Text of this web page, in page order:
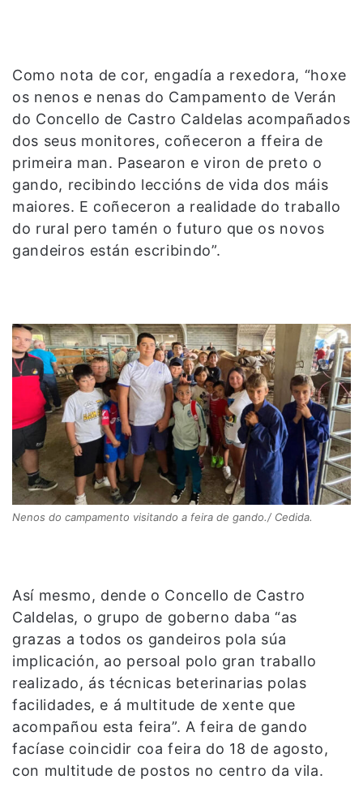
Como nota de cor, engadía a rexedora, “hoxe
os nenos e nenas do Campamento de Verán
do Concello de Castro Caldelas acompañados
dos seus monitores, coñeceron a ffeira de
primeira man. Pasearon e viron de preto o
gando, recibindo leccións de vida dos máis
maiores. E coñeceron a realidade do traballo
do rural pero tamén o futuro que os novos
gandeiros están escribindo”.
Nenos do campamento visitando a feira de gando./ Cedida.
Así mesmo, dende o Concello de Castro
Caldelas, o grupo de goberno daba “as
grazas a todos os gandeiros pola súa
implicación, ao persoal polo gran traballo
realizado, ás técnicas beterinarias polas
facilidades, e á multitude de xente que
acompañou esta feira”. A feira de gando
facíase coincidir coa feira do 18 de agosto,
con multitude de postos no centro da vila.